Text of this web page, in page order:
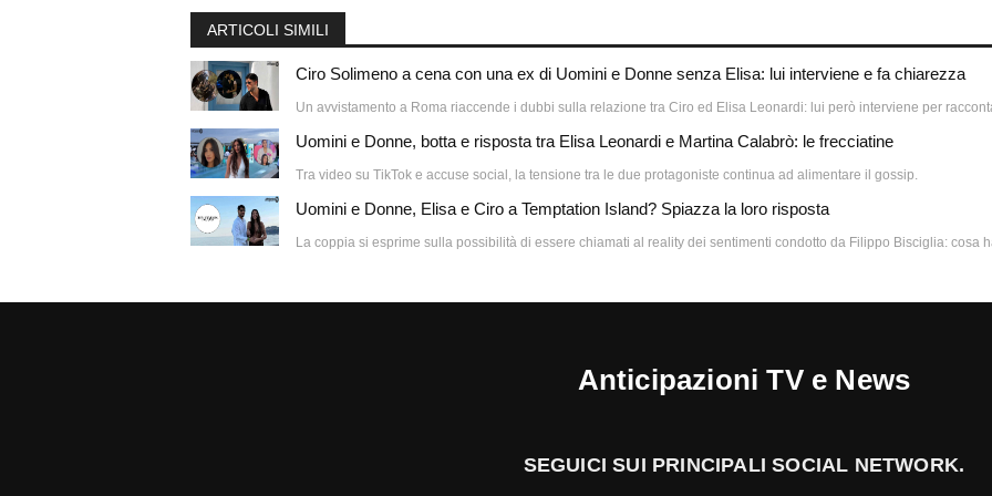
ARTICOLI SIMILI
Ciro Solimeno a cena con una ex di Uomini e Donne senza Elisa: lui interviene e fa chiarezza
Un avvistamento a Roma riaccende i dubbi sulla relazione tra Ciro ed Elisa Leonardi: lui però interviene per
Uomini e Donne, botta e risposta tra Elisa Leonardi e Martina Calabrò: le frecciatine
Tra video su TikTok e accuse social, la tensione tra le due protagoniste continua ad alimentare il gossip.
Uomini e Donne, Elisa e Ciro a Temptation Island? Spiazza la loro risposta
La coppia si esprime sulla possibilità di essere chiamati al reality dei sentimenti condotto da Filippo Bisciglia: cosa
Anticipazioni TV e News
SEGUICI SUI PRINCIPALI SOCIAL NETWORK.